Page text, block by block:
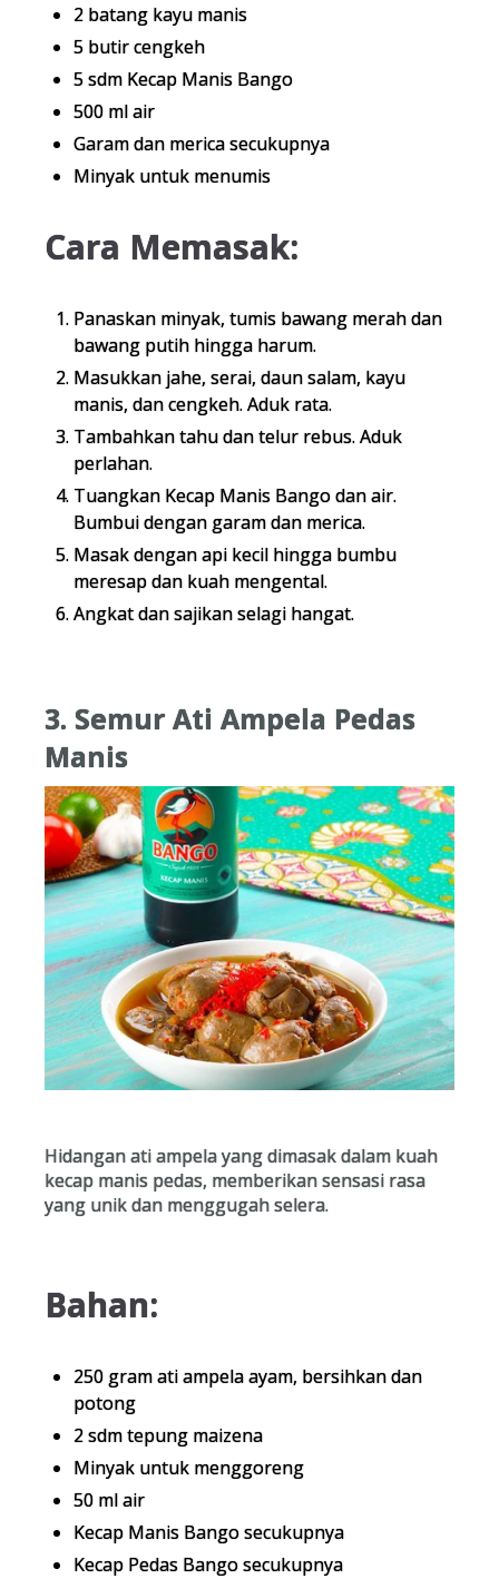
2 batang kayu manis
5 butir cengkeh
5 sdm Kecap Manis Bango
500 ml air
Garam dan merica secukupnya
Minyak untuk menumis
Cara Memasak:
Panaskan minyak, tumis bawang merah dan
bawang putih hingga harum.
Masukkan jahe, serai, daun salam, kayu
manis, dan cengkeh. Aduk rata.
Tambahkan tahu dan telur rebus. Aduk
perlahan.
Tuangkan Kecap Manis Bango dan air.
Bumbui dengan garam dan merica.
Masak dengan api kecil hingga bumbu
meresap dan kuah mengental.
Angkat dan sajikan selagi hangat.
3. Semur Ati Ampela Pedas
Manis
Hidangan ati ampela yang dimasak dalam kuah
kecap manis pedas, memberikan sensasi rasa
yang unik dan menggugah selera.
Bahan:
250 gram ati ampela ayam, bersihkan dan
potong
2 sdm tepung maizena
Minyak untuk menggoreng
50 ml air
Kecap Manis Bango secukupnya
Kecap Pedas Bango secukupnya